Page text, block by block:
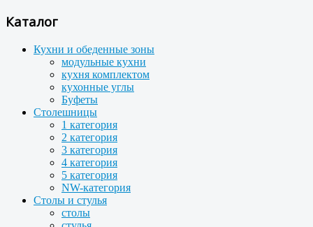
Каталог
Кухни и обеденные зоны
модульные кухни
кухня комплектом
кухонные углы
Буфеты
Столешницы
1 категория
2 категория
3 категория
4 категория
5 категория
NW-категория
Столы и стулья
столы